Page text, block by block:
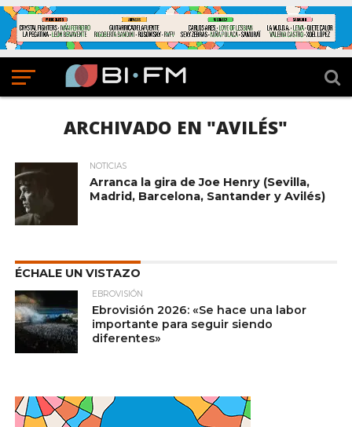
ARCHIVADO EN "AVILÉS"
NOTICIAS
Arranca la gira de Joe Henry (Sevilla,
Madrid, Barcelona, Santander y Avilés)
ÉCHALE UN VISTAZO
EBROVISIÓN
Ebrovisión 2026: «Se hace una labor
importante para seguir siendo
diferentes»